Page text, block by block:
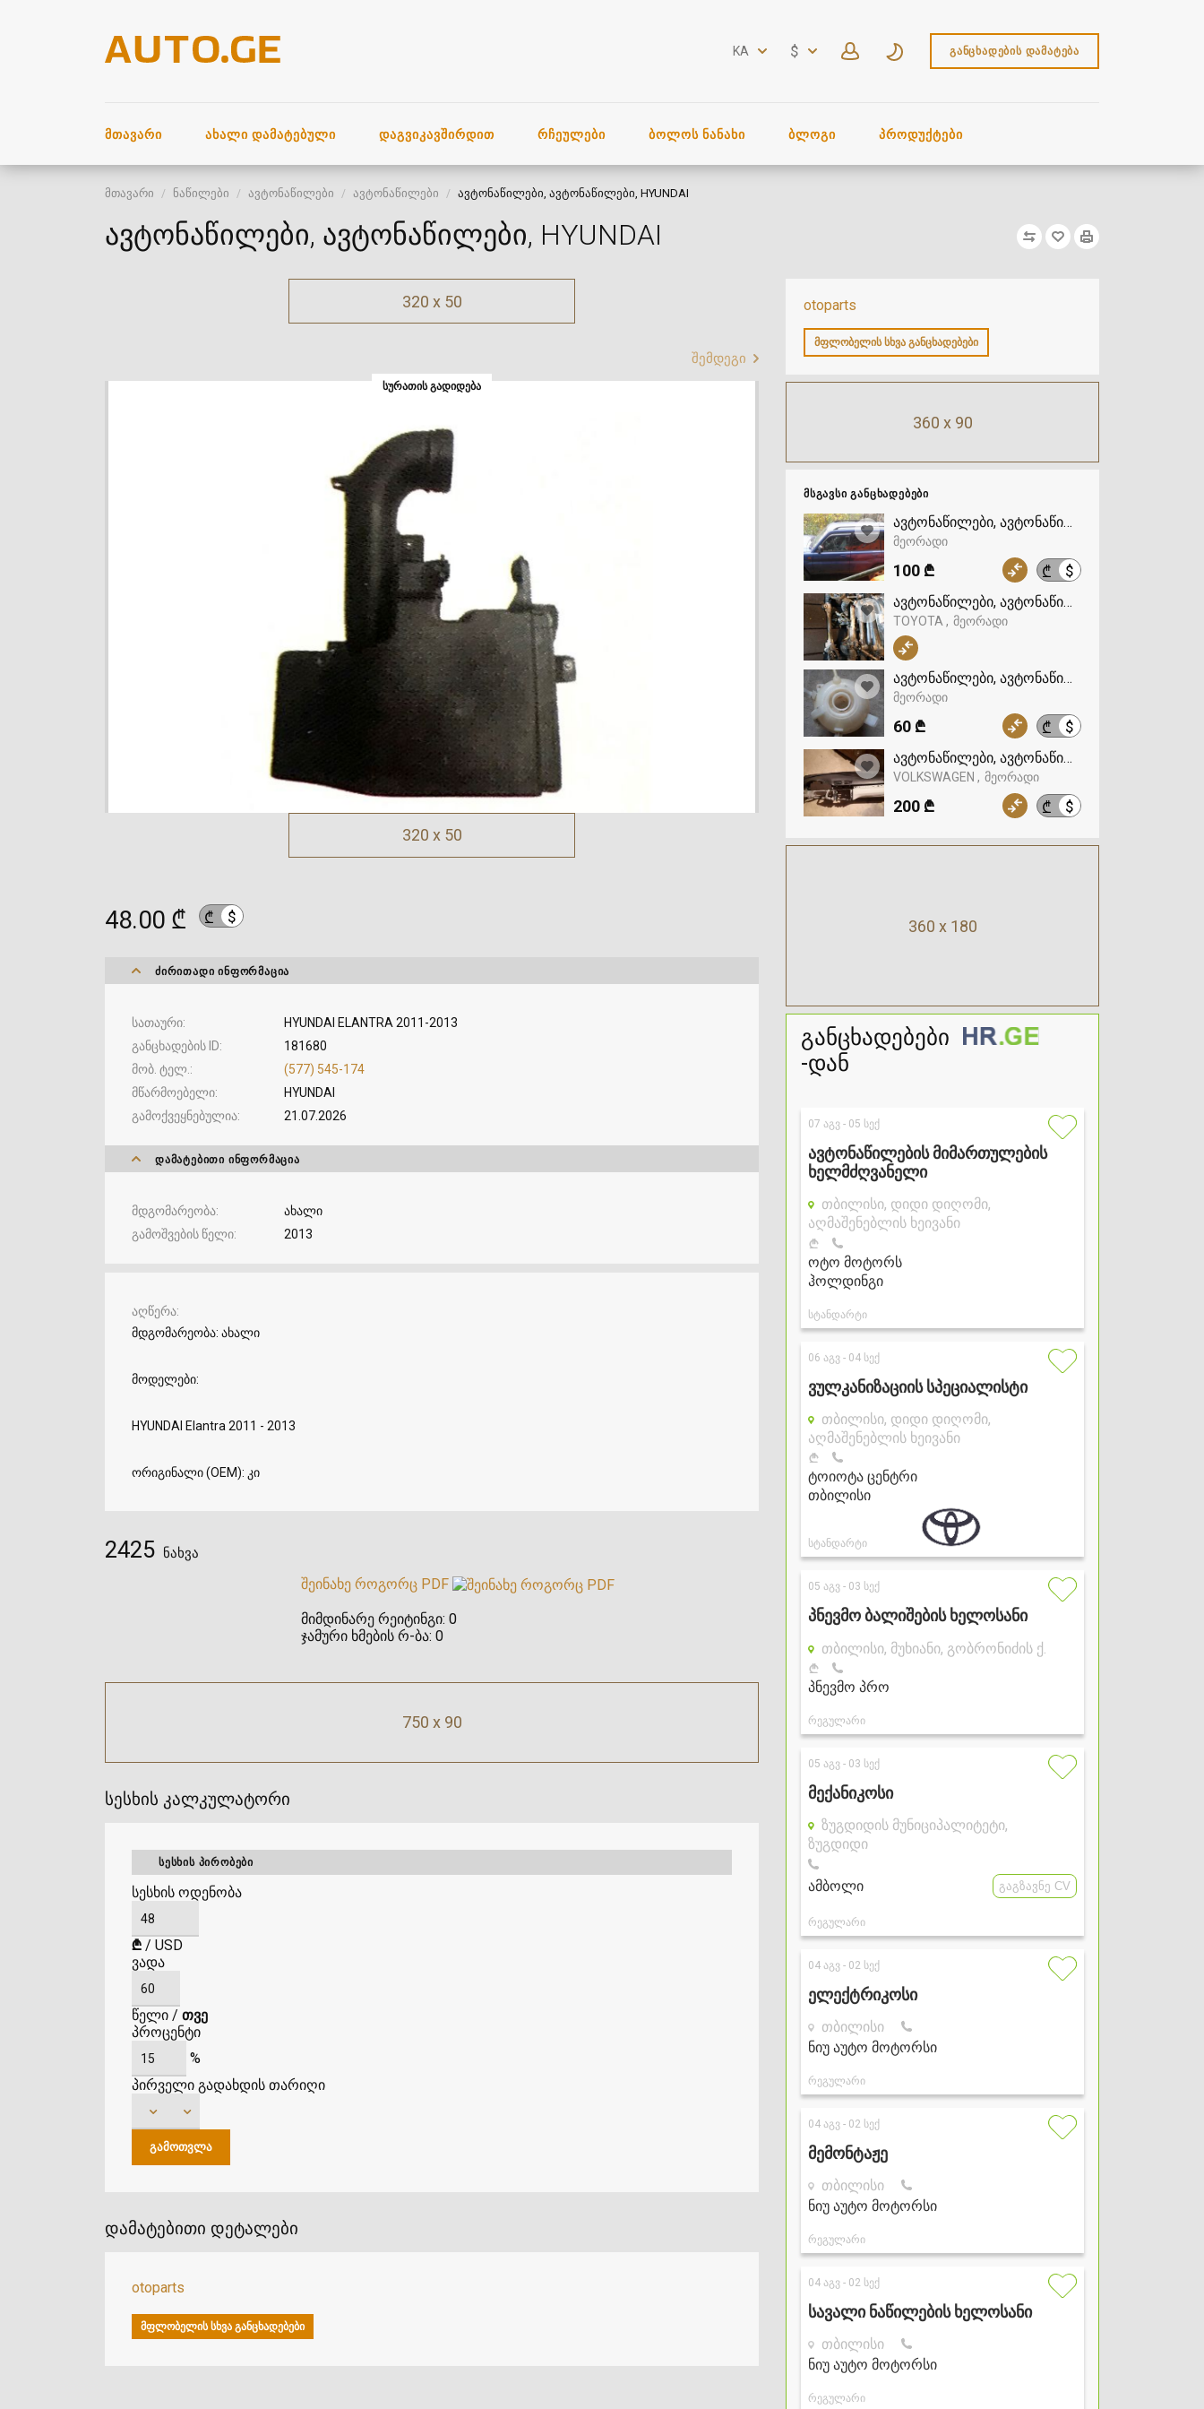
KA $ ᲒᲐᲜᲪᲮᲐᲓᲔᲑᲘᲡ ᲓᲐᲛᲐᲢᲔᲑᲐ
ᲛᲗᲐᲕᲐᲠᲘ ᲐᲮᲐᲚᲘ ᲓᲐᲛᲐᲢᲔᲑᲣᲚᲘ ᲓᲐᲒᲕᲘᲙᲐᲕᲨᲘᲠᲓᲘᲗ ᲠᲩᲔᲣᲚᲔᲑᲘ ᲑᲝᲚᲝᲡ ᲜᲐᲜᲐᲮᲘ ᲑᲚᲝᲒᲘ ᲞᲠᲝᲓᲣᲥᲢᲔᲑᲘ
მთავარი ნაწილები ავტონაწილები ავტონაწილები ავტონაწილები, ავტონაწილები, HYUNDAI
ავტონაწილები, ავტონაწილები, HYUNDAI
otoparts
ᲛᲤᲚᲝᲑᲔᲚᲘᲡ ᲡᲮᲕᲐ ᲒᲐᲜᲪᲮᲐᲓᲔᲑᲔᲑᲘ
360 x 90
ᲛᲡᲒᲐᲕᲡᲘ ᲒᲐᲜᲪᲮᲐᲓᲔᲑᲔᲑᲘ
ავტონაწილები, ავტონაწილები
მეორადი
₾ $
100 ₾
ავტონაწილები, ავტონაწილები, TOYOTA
TOYOTA მეორადი
ავტონაწილები, ავტონაწილები
მეორადი
₾ $
60 ₾
ავტონაწილები, ავტონაწილები, VOLKSWAGEN
VOLKSWAGEN მეორადი
₾ $
200 ₾
360 x 180
320 x 50
შემდეგი
ᲡᲣᲠᲐᲗᲘᲡ ᲒᲐᲓᲘᲓᲔᲑᲐ
320 x 50
48.00 ₾ ₾ $
ᲫᲘᲠᲘᲗᲐᲓᲘ ᲘᲜᲤᲝᲠᲛᲐᲪᲘᲐ
სათაური
HYUNDAI ELANTRA 2011-2013
განცხადების ID
181680
მობ. ტელ.
(577) 545-174
მწარმოებელი
HYUNDAI
გამოქვეყნებულია
21.07.2026
ᲓᲐᲛᲐᲢᲔᲑᲘᲗᲘ ᲘᲜᲤᲝᲠᲛᲐᲪᲘᲐ
მდგომარეობა
ახალი
გამოშვების წელი
2013
აღწერა
მდგომარეობა: ახალი
მოდელები:
HYUNDAI Elantra 2011 - 2013
ორიგინალი (OEM): კი
შეინახე როგორც PDF
მიმდინარე რეიტინგი: 0
ჯამური ხმების რ-ბა: 0
2425 ნახვა
750 x 90
სესხის კალკულატორი
ᲡᲔᲡᲮᲘᲡ ᲞᲘᲠᲝᲑᲔᲑᲘ
სესხის ოდენობა
₾ / USD
ვადა
წელი / თვე
პროცენტი
%
პირველი გადახდის თარიღი
დამატებითი დეტალები
otoparts
ᲛᲤᲚᲝᲑᲔᲚᲘᲡ ᲡᲮᲕᲐ ᲒᲐᲜᲪᲮᲐᲓᲔᲑᲔᲑᲘ